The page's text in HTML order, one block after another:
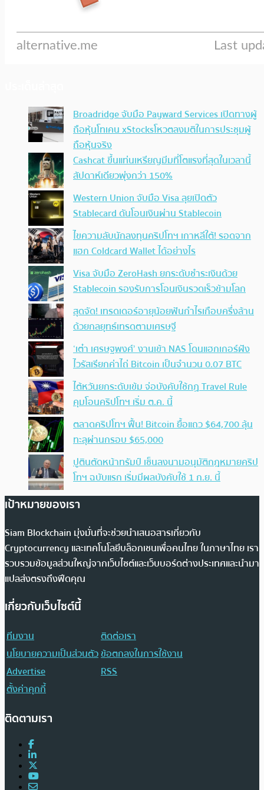
Broadridge จับมือ Payward Services เปิดทางผู้
ถือหุ้นโทเคน xStocksโหวตลงมติในการประชุมผู้
ถือหุ้นจริง
Cashcat ขึ้นแท่นเหรียญมีมที่โตแรงที่สุดในเวลานี้
สัปดาห์เดียวพุ่งกว่า 150%
Western Union จับมือ Visa ลุยเปิดตัว
Stablecard ดันโอนเงินผ่าน Stablecoin
ไขความลับนักลงทุนคริปโทฯ เกาหลีใต้! รอดจาก
แฮก Coldcard Wallet ได้อย่างไร
Visa จับมือ ZeroHash ยกระดับชำระเงินด้วย
Stablecoin รองรับการโอนเงินรวดเร็วข้ามโลก
สุดจัด! เทรดเดอร์อายุน้อยฟันกำไรเกือบครึ่งล้าน
ด้วยกลยุทธ์เทรดตามเศรษฐี
‘เต๋า เศรษฐพงศ์’ งานเข้า NAS โดนแฮกเกอร์ฝัง
ไวรัสเรียกค่าไถ่ Bitcoin เป็นจำนวน 0.07 BTC
ไต้หวันยกระดับเข้ม จ่อบังคับใช้กฏ Travel Rule
คุมโอนคริปโทฯ เริ่ม ต.ค. นี้
ตลาดคริปโทฯ ฟื้น! Bitcoin ยื้อแถว $64,700 ลุ้น
ทะลุผ่านกรอบ $65,000
ปูตินตัดหน้าทรัมป์ เซ็นลงนามอนุมัติกฎหมายคริป
โทฯ ฉบับแรก เริ่มมีผลบังคับใช้ 1 ก.ย. นี้
เป้าหมายของเรา
Siam Blockchain มุ่งมั่นที่จะช่วยนำเสนอสารเกี่ยวกับ
Cryptocurrency และเทคโนโลยีบล็อกเชนเพื่อคนไทย ในภาษาไทย เรา
รวบรวมข้อมูลส่วนใหญ่จากเว็บไซต์และเว็บบอร์ดต่างประเทศและนำมา
แปลส่งตรงถึงฟีดคุณ
เกี่ยวกับเว็บไซต์นี้
ทีมงาน
ติดต่อเรา
นโยบายความเป็นส่วนตัวข้อตกลงในการใช้งาน
Advertise
RSS
ตั้งค่าคุกกี้
ติดตามเรา